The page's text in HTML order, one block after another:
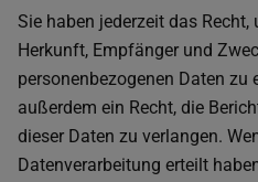
Sie haben jederzeit das
Herkunft, Empfänger und
personenbezogenen Daten zu
außerdem ein Recht, die
dieser Daten zu verlangen.
Datenverarbeitung erteilt